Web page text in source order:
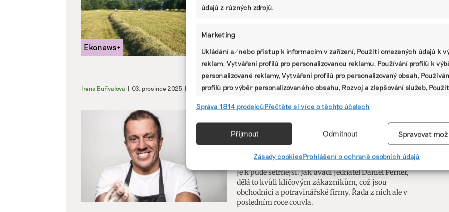
údajů z různých zdrojů.
Marketing
Ukládání a/nebo přístup k informacím v zařízení, Použití omezených údajů k
reklam, Vytváření profilů pro personalizovanou reklamu, Používání profilů k
personalizované reklamy, Vytváření profilů pro personalizovaný obsah,
profilů pro výběr personalizovaného obsahu, Rozvoj a zlepšování služeb,
Přiřazování a kombinování údajů z jiných zdrojů údajů, Propojení různých
zařízení, Identifikace zařízení na základě automaticky přenášených
Používání přesných údajů o zeměpisné poloze, Identifikace zařízení na
aktivně vyžádaných informací.
Správa 1814 prodejcůPřečtěte si více o těchto účelech
Příjmout Odmítnout Spravovat
Zásady cookiesProhlášení o ochraně osobních údajů
Zlepšování kvality půdy regenerativním
Farmářům slibuje přivýdělek, těm druhým nižší
emise.
Irena Buřívalová | 03. prosince 2025 | | insetting ,regenerativní zemědělství,uhlíkové offsety
buchtu neupečete, tvrdí mlynář Daniel
Perner
Zhruba třetina obilí, z něhož vyrábí mouku Mlýn
Perner pochází z regenerativního zemědělství, které
je k půdě šetrnější. Jak uvádí jednatel Daniel Perner,
dělá to kvůli klíčovým zákazníkům, což jsou
obchodníci a potravinářské firmy. Řada z nich ale v
posledním roce couvla.